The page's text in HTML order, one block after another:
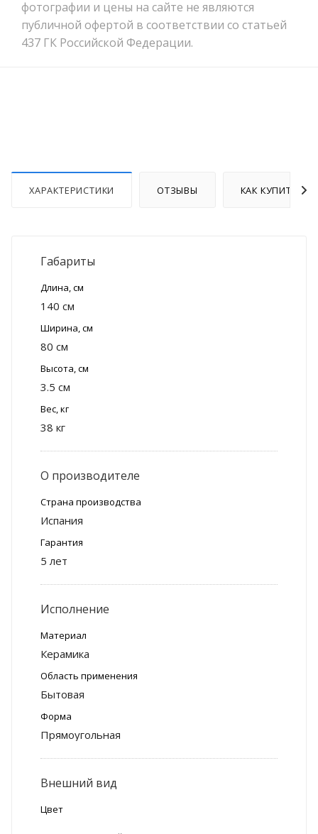
фотографии и цены на сайте не являются
публичной офертой в соответствии со статьей
437 ГК Российской Федерации.
ХАРАКТЕРИСТИКИ ОТЗЫВЫ КАК КУПИТЬ
Габариты
Длина, см
140 см
Ширина, см
80 см
Высота, см
3.5 см
Вес, кг
38 кг
О производителе
Страна производства
Испания
Гарантия
5 лет
Исполнение
Материал
Керамика
Область применения
Бытовая
Форма
Прямоугольная
Внешний вид
Цвет